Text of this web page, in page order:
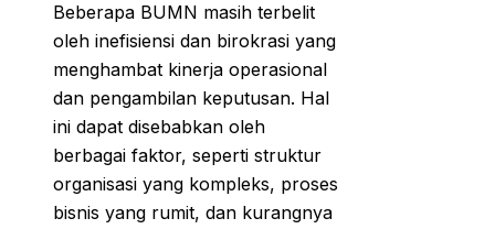
Beberapa BUMN masih terbelit
oleh inefisiensi dan birokrasi yang
menghambat kinerja operasional
dan pengambilan keputusan. Hal
ini dapat disebabkan oleh
berbagai faktor, seperti struktur
organisasi yang kompleks, proses
bisnis yang rumit, dan kurangnya